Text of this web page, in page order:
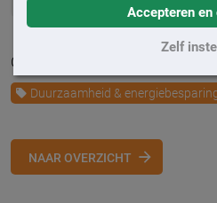
Accepteren en
Zelf
Geplaatst op 19 april 2021
Duurzaamheid &
NAAR OVERZICHT